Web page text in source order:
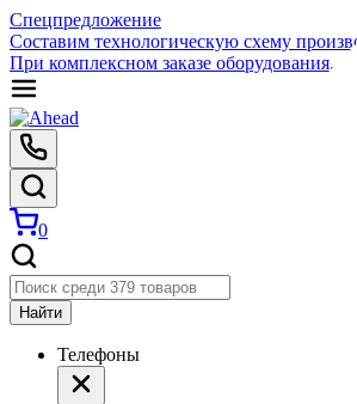
Спецпредложение
Составим технологическую схему
При комплексном заказе оборудования.
0
Найти
Телефоны